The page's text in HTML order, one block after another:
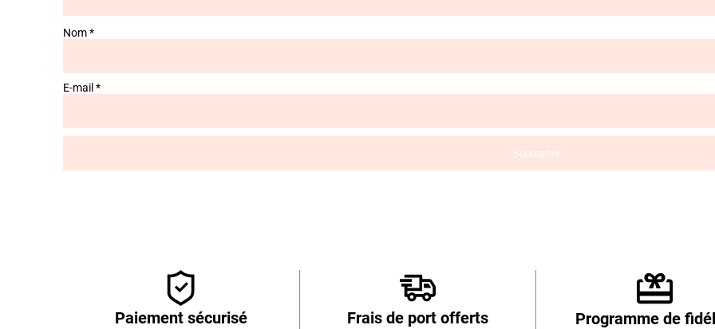
Nom*
E-mail*
Paiement sécurisé Frais de port offerts Programme de